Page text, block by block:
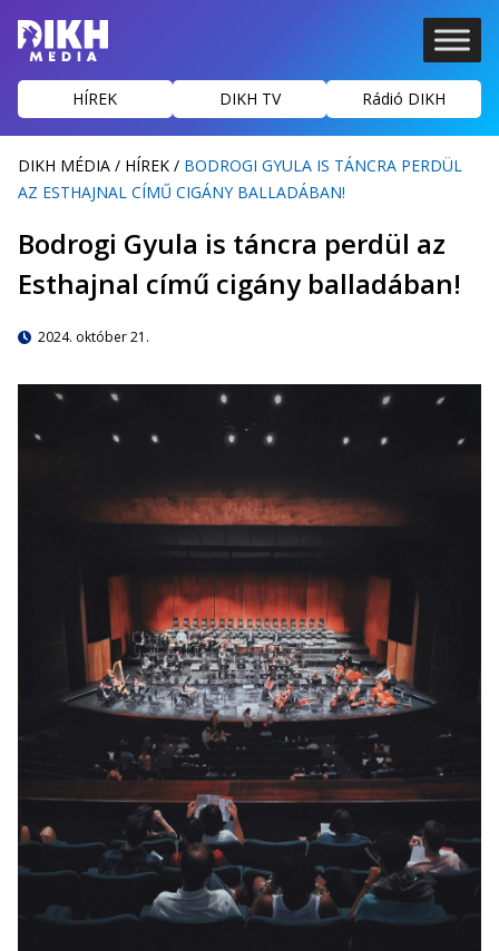
HÍREK DIKH TV Rádió DIKH
DIKH MÉDIA / HÍREK / BODROGI GYULA IS TÁNCRA PERDÜL
AZ ESTHAJNAL CÍMŰ CIGÁNY BALLADÁBAN!
Bodrogi Gyula is táncra perdül az
Esthajnal című cigány balladában!
2024. október 21.